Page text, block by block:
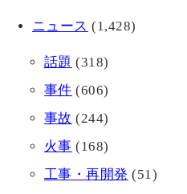
ニュース (1,428)
話題 (318)
事件 (606)
事故 (244)
火事 (168)
工事・再開発 (51)